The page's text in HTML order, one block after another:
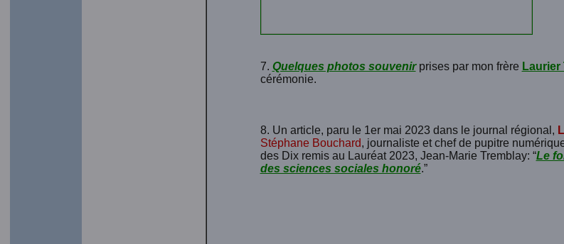
7. Quelques photos souvenirprises par mon frère Laurier
cérémonie.
8. Un article, paru le 1er mai 2023 dans le journal régional,
Stéphane Bouchard, journaliste et chef de pupitre
des Dix remis au Lauréat 2023, Jean-Marie Tremblay: “Le
des sciences sociales honoré.”